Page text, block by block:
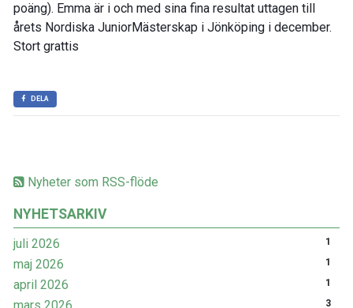
Nyheter som RSS-flöde
NYHETSARKIV
juli 2026 1
maj 2026 1
april 2026 1
3
poäng). Emma är i och med sina fina resultat uttagen till
årets Nordiska JuniorMästerskap i Jönköping i december.
Stort grattis
DELA